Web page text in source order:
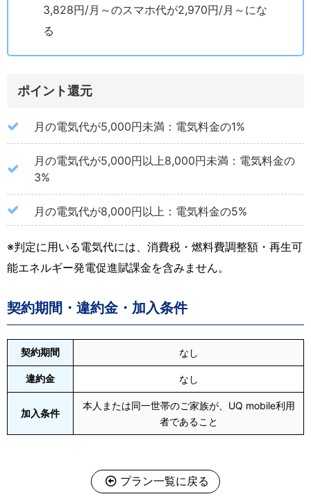
3,828円/月～のスマホ代が2,970円/月～にな
る
ポイント還元
月の電気代が5,000円未満：電気料金の1%
月の電気代が5,000円以上8,000円未満：電気料金の
3%
月の電気代が8,000円以上：電気料金の5%
※判定に用いる電気代には、消費税・燃料費調整額・再生可
能エネルギー発電促進賦課金を含みません。
契約期間・違約金・加入条件
契約期間 なし
違約金 なし
加入条件
本人または同一世帯のご家族が、UQ mobile利用
者であること
プラン一覧に戻る